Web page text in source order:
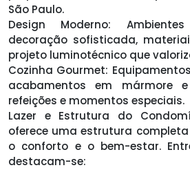
São Paulo.
Design Moderno:
decoração sofisticada,
projeto luminotécnico que
Cozinha Gourmet:
acabamentos em mármore
refeições e momentos especiais.
Lazer e Estrutura do
oferece uma estrutura
o conforto e o bem-estar.
destacam-se: